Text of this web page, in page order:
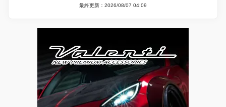
最終更新：2026/08/07 04:09